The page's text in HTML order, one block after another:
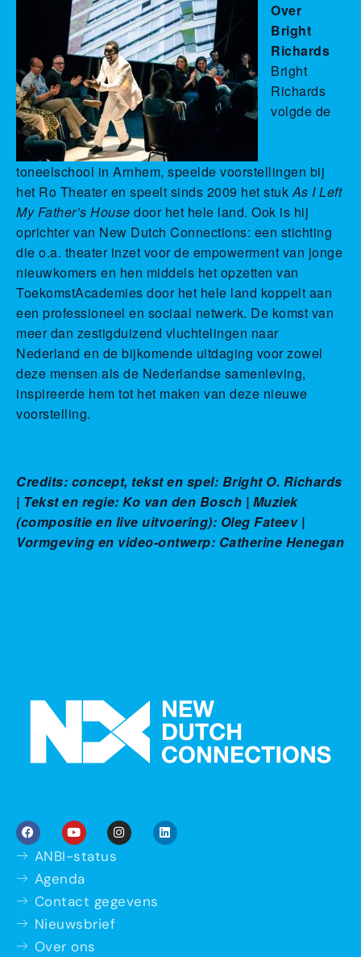
Over
Bright
Richards
Bright
Richards
volgde de
toneelschool in Arnhem, speelde voorstellingen bij
het Ro Theater en speelt sinds 2009 het stukAs I Left
My Father’s House door het hele land. Ook is hij
oprichter van New Dutch Connections: een stichting
die o.a. theater inzet voor de empowerment van jonge
nieuwkomers en hen middels het opzetten van
ToekomstAcademies door het hele land koppelt aan
een professioneel en sociaal netwerk. De komst van
meer dan zestigduizend vluchtelingen naar
Nederland en de bijkomende uitdaging voor zowel
deze mensen als de Nederlandse samenleving,
inspireerde hem tot het maken van deze nieuwe
voorstelling.
Credits: concept, tekst en spel: Bright O. Richards
| Tekst en regie: Ko van den Bosch | Muziek
(compositie en live uitvoering): Oleg Fateev |
Vormgeving en video-ontwerp: Catherine Henegan
ANBI-status
Agenda
Contact gegevens
Nieuwsbrief
Over ons